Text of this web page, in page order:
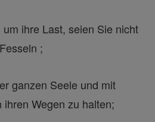
ihre Last, seien Sie nicht
;
ganzen Seele und mit
Wegen zu halten;